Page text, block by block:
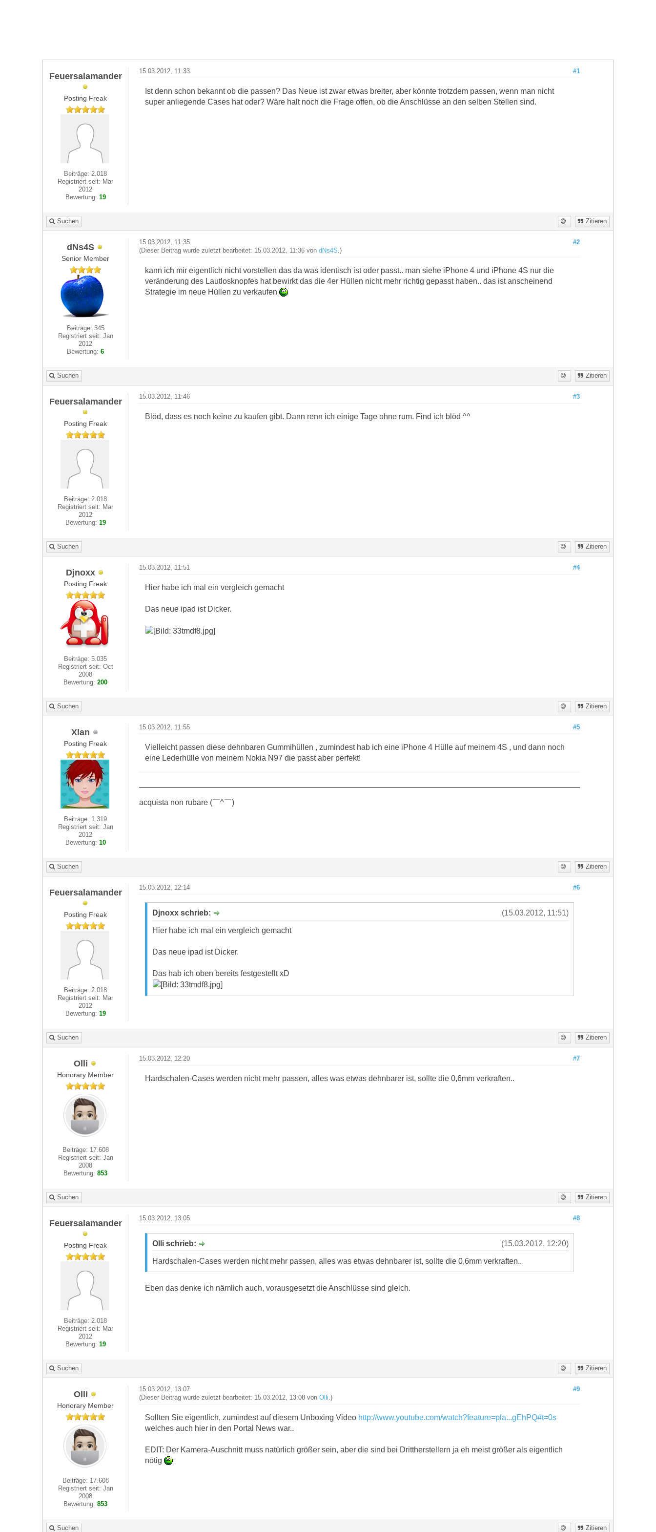
Feuersalamander
Posting Freak
Beiträge: 2.018
Registriert seit: Mar
2012
Bewertung: 19
#1
15.03.2012, 11:33
Ist denn schon bekannt ob die passen? Das Neue ist zwar etwas breiter, aber könnte trotzdem passen, wenn man nicht
super anliegende Cases hat oder? Wäre halt noch die Frage offen, ob die Anschlüsse an den selben Stellen sind.
Suchen Zitieren
dNs4S
Senior Member
Beiträge: 345
Registriert seit: Jan
2012
Bewertung:6
#2
15.03.2012, 11:35
(Dieser Beitrag wurde zuletzt bearbeitet: 15.03.2012, 11:36 von dNs4S .)
kann ich mir eigentlich nicht vorstellen das da was identisch ist oder passt.. man siehe iPhone 4 und iPhone 4S nur die
veränderung des Lautlosknopfes hat bewirkt das die 4er Hüllen nicht mehr richtig gepasst haben.. das ist anscheinend
Strategie im neue Hüllen zu verkaufen
Suchen Zitieren
Feuersalamander
Posting Freak
Beiträge: 2.018
Registriert seit: Mar
2012
Bewertung: 19
#3
15.03.2012, 11:46
Blöd, dass es noch keine zu kaufen gibt. Dann renn ich einige Tage ohne rum. Find ich blöd ^^
Suchen Zitieren
Djnoxx
Posting Freak
Beiträge: 5.035
Registriert seit: Oct
2008
Bewertung:200
#4
15.03.2012, 11:51
Hier habe ich mal ein vergleich gemacht
Das neue ipad ist Dicker.
Suchen Zitieren
Xlan
Posting Freak
Beiträge: 1.319
Registriert seit: Jan
2012
Bewertung: 10
#5
15.03.2012, 11:55
Vielleicht passen diese dehnbaren Gummihüllen , zumindest hab ich eine iPhone 4 Hülle auf meinem 4S , und dann noch
eine Lederhülle von meinem Nokia N97 die passt aber perfekt!
acquista non rubare (￣^￣)ゞ
Suchen Zitieren
Feuersalamander
Posting Freak
Beiträge: 2.018
Registriert seit: Mar
2012
Bewertung: 19
#6
15.03.2012, 12:14
(15.03.2012, 11:51)
Djnoxx schrieb:
Hier habe ich mal ein vergleich gemacht
Das neue ipad ist Dicker.
Das hab ich oben bereits festgestellt xD
Suchen Zitieren
Olli
Honorary Member
Beiträge: 17.608
Registriert seit: Jan
2008
Bewertung:853
#7
15.03.2012, 12:20
Hardschalen-Cases werden nicht mehr passen, alles was etwas dehnbarer ist, sollte die 0,6mm verkraften..
Suchen Zitieren
Feuersalamander
Posting Freak
Beiträge: 2.018
Registriert seit: Mar
2012
Bewertung: 19
#8
15.03.2012, 13:05
(15.03.2012, 12:20)
Olli schrieb:
Hardschalen-Cases werden nicht mehr passen, alles was etwas dehnbarer ist, sollte die 0,6mm verkraften..
Eben das denke ich nämlich auch, vorausgesetzt die Anschlüsse sind gleich.
Suchen Zitieren
Olli
Honorary Member
Beiträge: 17.608
Registriert seit: Jan
2008
Bewertung:853
#9
15.03.2012, 13:07
(Dieser Beitrag wurde zuletzt bearbeitet: 15.03.2012, 13:08 von Olli .)
Sollten Sie eigentlich, zumindest auf diesem Unboxing Video http://www.youtube.com/watch?feature=pla...gEhPQ#t=0s
welches auch hier in den Portal News war..
EDIT: Der Kamera-Auschnitt muss natürlich größer sein, aber die sind bei Drittherstellern ja eh meist größer als eigentlich
nötig
Suchen Zitieren